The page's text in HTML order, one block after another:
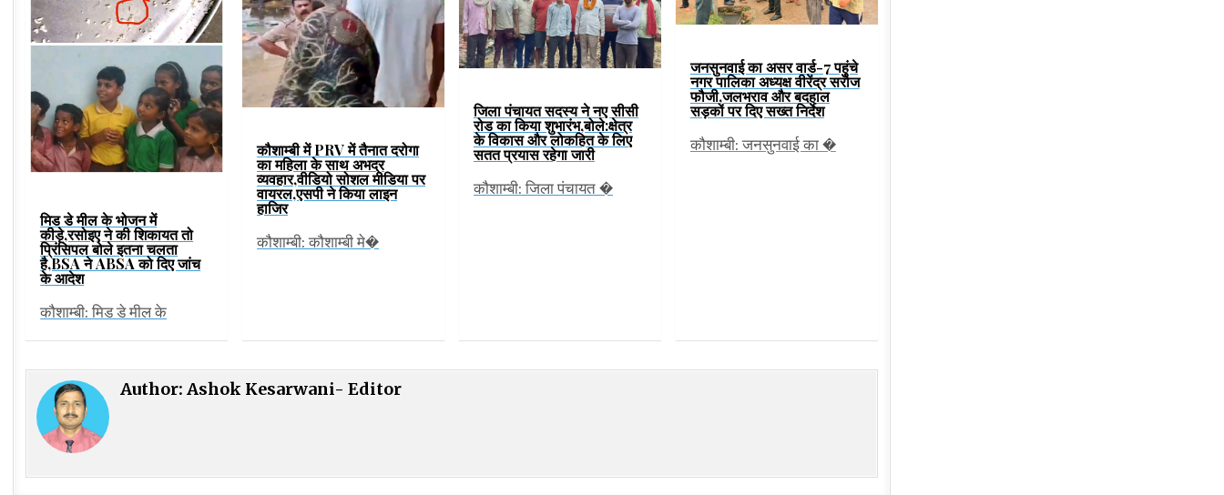
मिड डे मील के भोजन में
कीड़े,रसोइए ने की शिकायत तो
प्रिंसिपल बोले इतना चलता
है,BSA ने ABSA को दिए जांच
के आदेश
कौशाम्बी: मिड डे मील के
कौशाम्बी में PRV में तैनात दरोगा
का महिला के साथ अभद्र
व्यवहार,वीडियो सोशल मीडिया पर
वायरल,एसपी ने किया लाइन
हाजिर
कौशाम्बी: कौशाम्बी मे�
जिला पंचायत सदस्य ने नए सीसी
रोड का किया शुभारंभ,बोले:क्षेत्र
के विकास और लोकहित के लिए
सतत प्रयास रहेगा जारी
कौशाम्बी: जिला पंचायत �
जनसुनवाई का असर वार्ड-7 पहुंचे
नगर पालिका अध्यक्ष वीरेंद्र सरोज
फौजी,जलभराव और बदहाल
सड़कों पर दिए सख्त निर्देश
कौशाम्बी: जनसुनवाई का �
Author:Ashok Kesarwani- Editor